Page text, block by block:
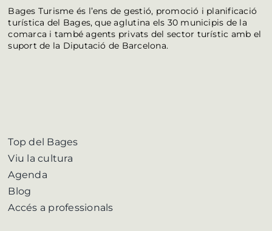
Bages Turisme és l’ens de gestió, promoció i planificació
turística del Bages, que aglutina els 30 municipis de la
comarca i també agents privats del sector turístic amb el
suport de la Diputació de Barcelona.
Top del Bages
Viu la cultura
Agenda
Blog
Accés a professionals